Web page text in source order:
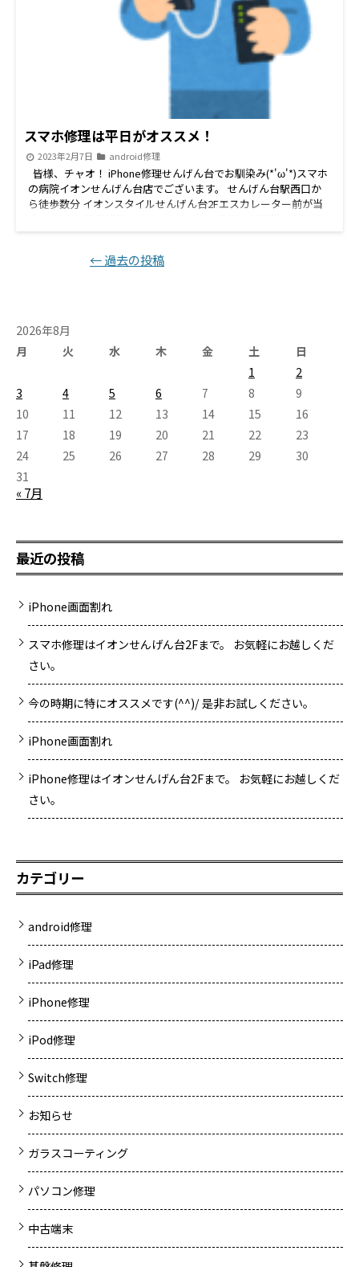
スマホ修理は平日がオススメ！
2023年2月7日 android修理
皆様、チャオ！ iPhone修理せんげん台でお馴染み(*'ω'*)スマホ
の病院イオンせんげん台店でございます。 せんげん台駅西口か
ら徒歩数分 イオンスタイルせんげん台2Fエスカレーター前が当
どお気軽にお問い合わせください。 どうしても土日祝日は混雑
\\\LINE予約なら↑↑の画像をclick/// 当店ではLINEでご予約し
ていただくと 修理の合計金額より５５０円割引しておりま
す！！ iPhone・iPad・iPod・switch・Android【ジョイコンは対
象外】は対象となりますのでお得なLINE予約のご利用お待ちして
ます！ せんげん台近郊の 春日部市 、越谷市 、岩槻区、野田市等
の周辺地域にお住いの皆様 iPhone修理/iPad修理/Switch修
理/Android修理はぜひ当店スマホの病院へお越しください。 各
種手術費用は こちら から お電話番号はこちら 048-967-
5119続きを読む
投稿ナビゲーション
←過去の投稿
2026年8月
月
火 水 木 金 土
日
1
2
3
4 5 6 7 8
9
10
11 12 13 14 15
16
17
18 19 20 21 22
23
24
25 26 27 28 29
30
31
« 7月
最近の投稿
iPhone画面割れ
スマホ修理はイオンせんげん台2Fまで。 お気軽にお越しくだ
さい。
今の時期に特にオススメです(^^)/ 是非お試しください。
iPhone画面割れ
iPhone修理はイオンせんげん台2Fまで。 お気軽にお越しくだ
さい。
カテゴリー
android修理
iPad修理
iPhone修理
iPod修理
Switch修理
お知らせ
ガラスコーティング
パソコン修理
中古端末